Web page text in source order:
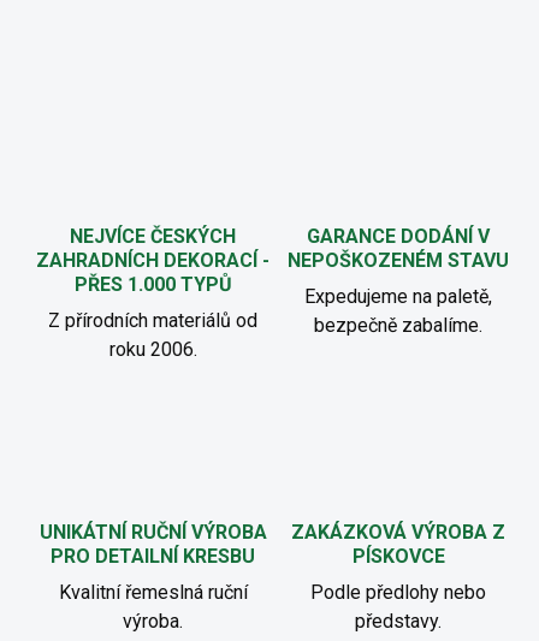
NEJVÍCE ČESKÝCH
ZAHRADNÍCH DEKORACÍ -
PŘES 1.000 TYPŮ
Z přírodních materiálů od
roku 2006.
GARANCE DODÁNÍ V
NEPOŠKOZENÉM STAVU
Expedujeme na paletě,
bezpečně zabalíme.
UNIKÁTNÍ RUČNÍ VÝROBA
PRO DETAILNÍ KRESBU
Kvalitní řemeslná ruční
výroba.
ZAKÁZKOVÁ VÝROBA Z
PÍSKOVCE
Podle předlohy nebo
představy.